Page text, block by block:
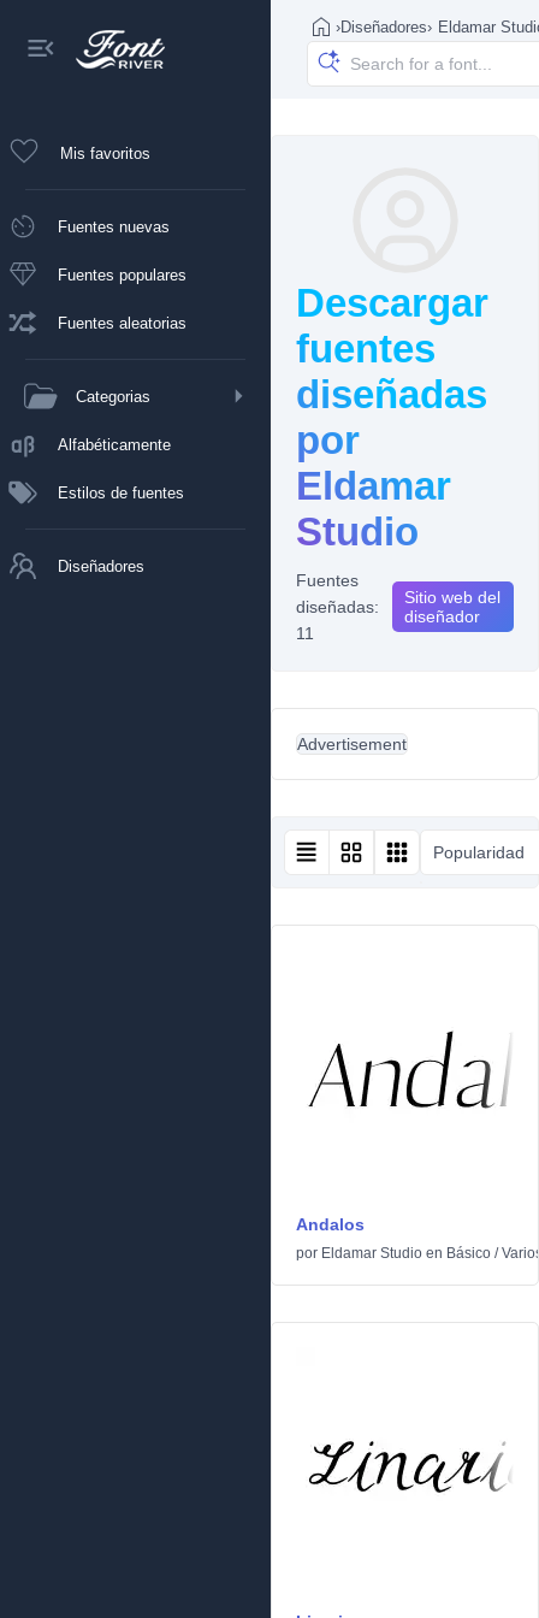
Mis favoritos
Fuentes nuevas
Fuentes populares
Fuentes aleatorias
Categorias
Alfabéticamente
Estilos de fuentes
Diseñadores
›Diseñadores› Eldamar
Descargar
fuentes
diseñadas
por
Eldamar
Studio
Fuentes
diseñadas:
11
Sitio web del
diseñador
Advertisement
Popularidad
Andalos
por Eldamar Studio en Básico /